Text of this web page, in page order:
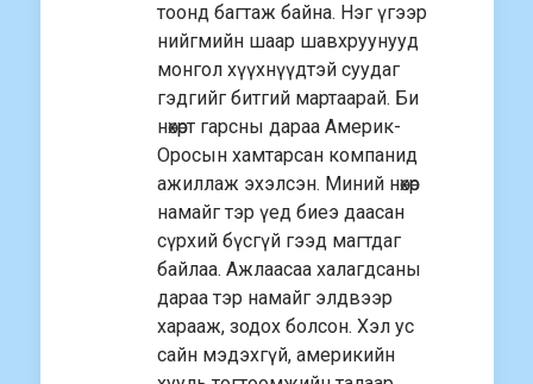
тоонд багтаж байна. Нэг үгээр
нийгмийн шаар шавхруунууд
монгол хүүхнүүдтэй суудаг
гэдгийг битгий мартаарай. Би
нөхөрт гарсны дараа Америк-
Оросын хамтарсан компанид
ажиллаж эхэлсэн. Миний нөхөр
намайг тэр үед биеэ даасан
сүрхий бүсгүй гээд магтдаг
байлаа. Ажлаасаа халагдсаны
дараа тэр намайг элдвээр
харааж, зодох болсон. Хэл ус
сайн мэдэхгүй, америкийн